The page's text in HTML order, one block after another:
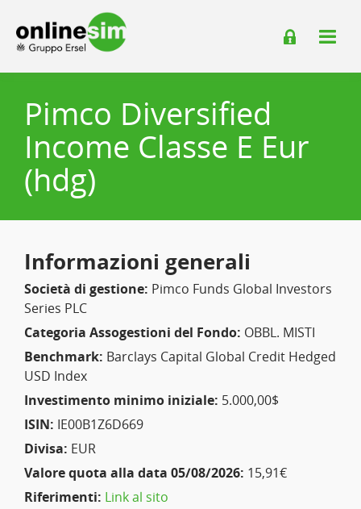
Pimco Diversified
Income Classe E Eur
(hdg)
Informazioni generali
Società di gestione: Pimco Funds Global Investors
Series PLC
Categoria Assogestioni del Fondo: OBBL. MISTI
Benchmark: Barclays Capital Global Credit Hedged
USD Index
Investimento minimo iniziale: 5.000,00$
ISIN: IE00B1Z6D669
Divisa: EUR
Valore quota alla data 05/08/2026: 15,91€
Riferimenti: Link al sito